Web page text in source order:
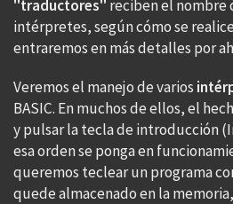
"traductores" reciben el nombre
intérpretes, según cómo se
entraremos en más detalles por
Veremos el manejo de varios
BASIC. En muchos de ellos, el
y pulsar la tecla de introducción
esa orden se ponga en
queremos teclear un programa
quede almacenado en la